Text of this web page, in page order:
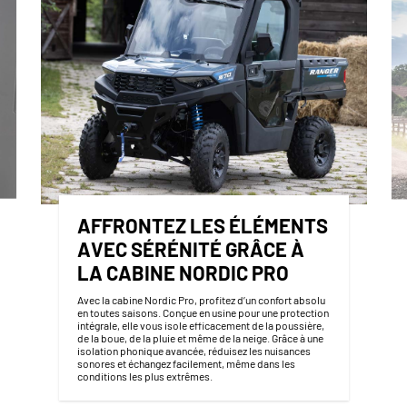
AFFRONTEZ LES ÉLÉMENTS
AVEC SÉRÉNITÉ GRÂCE À
LA CABINE NORDIC PRO
Avec la cabine Nordic Pro, profitez d’un confort absolu
en toutes saisons. Conçue en usine pour une protection
intégrale, elle vous isole efficacement de la poussière,
de la boue, de la pluie et même de la neige. Grâce à une
isolation phonique avancée, réduisez les nuisances
sonores et échangez facilement, même dans les
conditions les plus extrêmes.